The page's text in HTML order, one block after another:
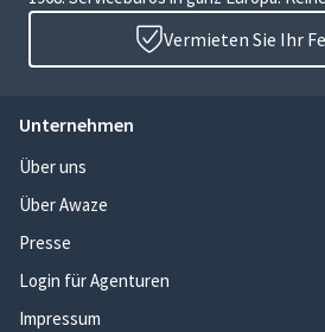
Vermieten Sie Ihr
Unternehmen
Über uns
Über Awaze
Presse
Login für Agenturen
Impressum